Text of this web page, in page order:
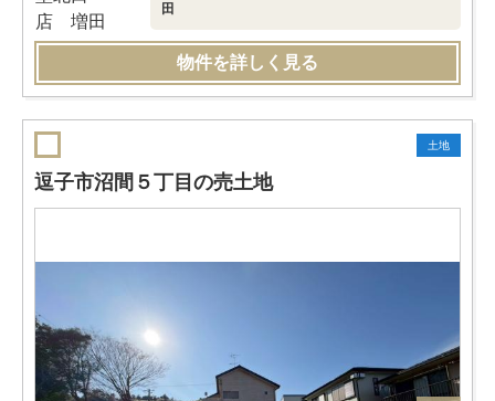
田
物件を詳しく見る
土地
逗子市沼間５丁目の売土地